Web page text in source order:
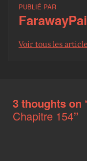
PUBLIÉ PAR
Voir tous les
3 thoughts on
Chapitre 154”